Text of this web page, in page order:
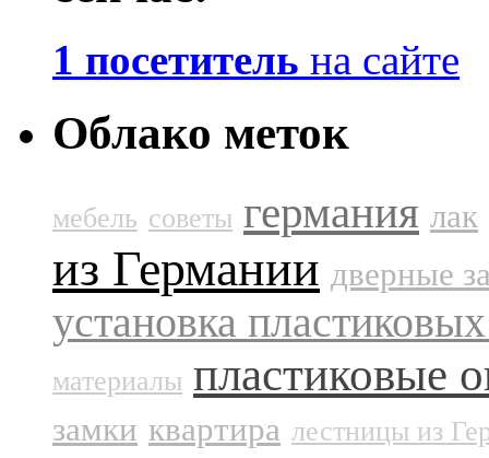
1 посетитель на сайте
Облако меток
мебель советы германия лак
из Германии дверные
установка
материалы пластиковые
замки квартира лестницы из